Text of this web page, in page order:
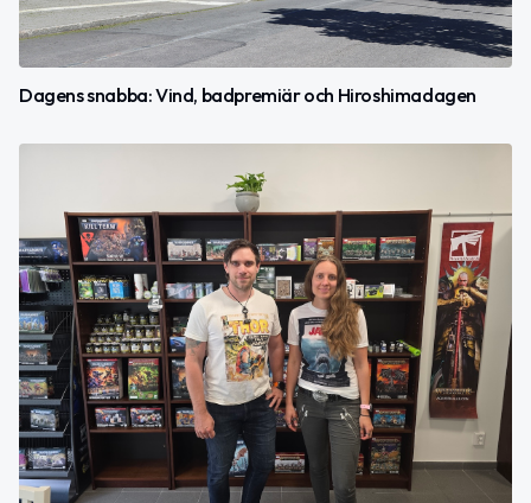
Dagens snabba: Vind, badpremiär och Hiroshimadagen